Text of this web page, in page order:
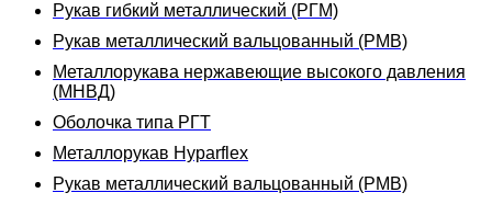
Рукав гибкий металлический (РГМ)
Рукав металлический вальцованный (РМВ)
Металлорукава нержавеющие высокого давления
(МНВД)
Оболочка типа РГТ
Металлорукав Hyparflex
Рукав металлический вальцованный (РМВ)